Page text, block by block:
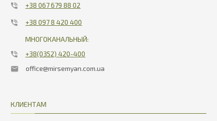
+38 067 679 88 02
+38 097 8 420 400
МНОГОКАНАЛЬНЫЙ:
+38(0352) 420-400
office@mirsemyan.com.ua
КЛИЕНТАМ